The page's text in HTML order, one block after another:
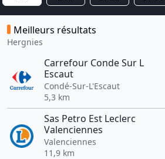
Meilleurs résultats
Hergnies
Carrefour Conde Sur L
Escaut
Condé-Sur-L'Escaut
5,3 km
Sas Petro Est Leclerc
Valenciennes
Valenciennes
11,9 km